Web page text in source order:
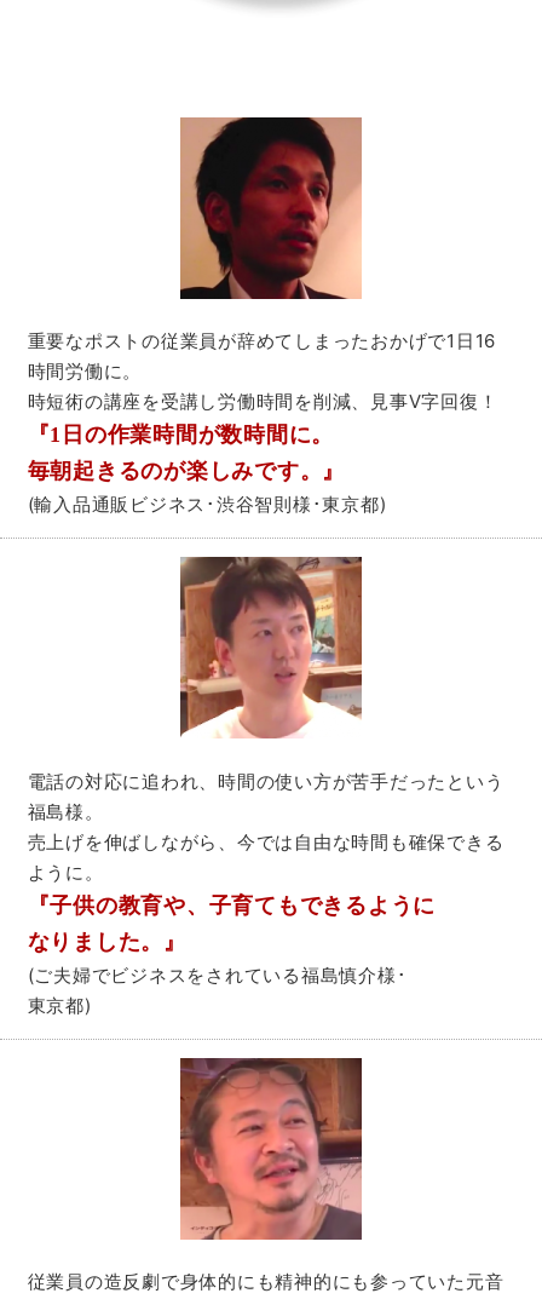
重要なポストの従業員が辞めてしまったおかげで1日16
時間労働に。
時短術の講座を受講し労働時間を削減、見事V字回復！
『1日の作業時間が数時間に。
毎朝起きるのが楽しみです。』
(輸入品通販ビジネス･渋谷智則様･東京都)
電話の対応に追われ、時間の使い方が苦手だったという
福島様。
売上げを伸ばしながら、今では自由な時間も確保できる
ように。
『子供の教育や、子育てもできるように
なりました。』
(ご夫婦でビジネスをされている福島慎介様･
東京都)
従業員の造反劇で身体的にも精神的にも参っていた元音